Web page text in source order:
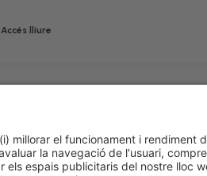
Accés lliure